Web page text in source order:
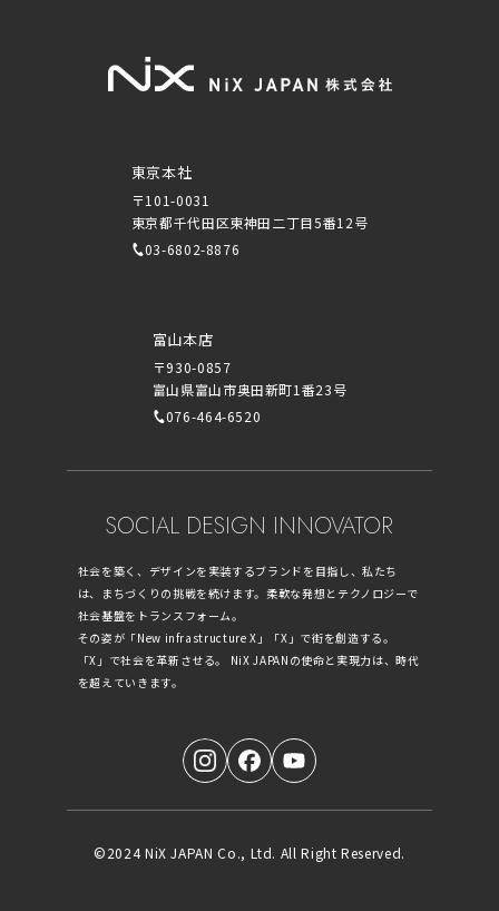
東京本社
〒101-0031
東京都千代田区東神田二丁目5番12号
03-6802-8876
富山本店
〒930-0857
富山県富山市奥田新町1番23号
076-464-6520
SOCIAL DESIGN INNOVATOR
社会を築く、デザインを実装するブランドを目指し、私たち
は、まちづくりの挑戦を続けます。柔軟な発想とテクノロジーで
社会基盤をトランスフォーム。
その姿が「New infrastructure X」「X」で街を創造する。
「X」で社会を革新させる。 NiX JAPANの使命と実現力は、時代
を超えていきます。
©2024 NiX JAPAN Co., Ltd. All Right Reserved.